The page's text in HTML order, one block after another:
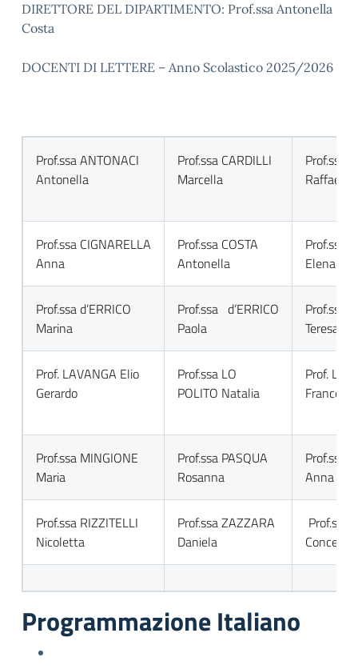
DIRETTORE DEL DIPARTIMENTO: Prof.ssa Antonella
Costa
DOCENTI DI LETTERE – Anno Scolastico 2025/2026
Prof.ssa ANTONACI
Antonella
Prof.ssa CARDILLI
Marcella
Prof.ssa
Raffaella
Prof.ssa CIGNARELLA
Anna
Prof.ssa COSTA
Antonella
Prof.ssa
Elena
Prof.ssa d’ERRICO
Marina
Prof.ssa d’ERRICO
Paola
Prof.ssa
Teresa
Prof. LAVANGA Elio
Gerardo
Prof.ssa LO
POLITO Natalia
Prof. LO
Francesco
Prof.ssa MINGIONE
Maria
Prof.ssa PASQUA
Rosanna
Prof.ssa
Anna
Prof.ssa RIZZITELLI
Nicoletta
Prof.ssa ZAZZARA
Daniela
Prof.ssa
Concetta
Programmazione Italiano